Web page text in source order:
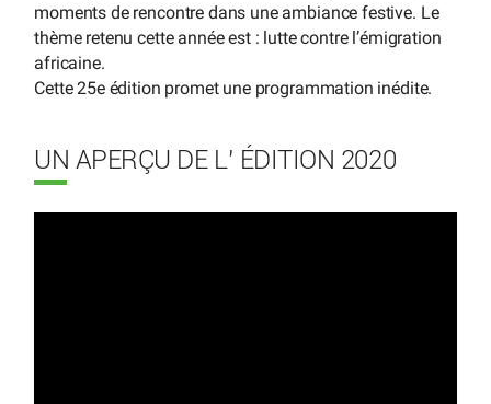
moments de rencontre dans une ambiance festive. Le
thème retenu cette année est : lutte contre l’émigration
africaine.
Cette 25e édition promet une programmation inédite.
UN APERÇU DE L’ ÉDITION 2020